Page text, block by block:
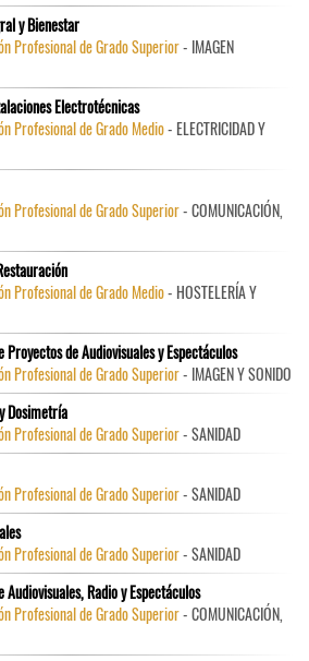
y Bienestar
Profesional de Grado Superior- IMAGEN
Electrotécnicas
Profesional de Grado Medio- ELECTRICIDAD Y
Profesional de Grado Superior- COMUNICACIÓN,
Profesional de Grado Medio- HOSTELERÍA Y
de Audiovisuales y Espectáculos
Profesional de Grado Superior- IMAGEN Y SONIDO
Dosimetría
Profesional de Grado Superior- SANIDAD
Profesional de Grado Superior- SANIDAD
Profesional de Grado Superior- SANIDAD
Radio y Espectáculos
Profesional de Grado Superior- COMUNICACIÓN,